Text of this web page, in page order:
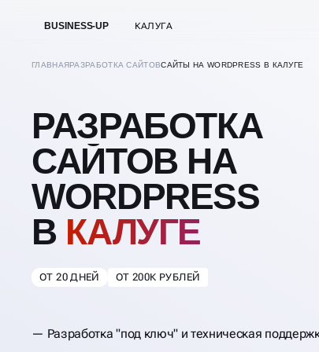
BUSINESS-UP КАЛУГА
ГЛАВНАЯРАЗРАБОТКА САЙТОВСАЙТЫ НА WORDPRESS В КАЛУГЕ
РАЗРАБОТКА
САЙТОВ НА
WORDPRESS
В КАЛУГЕ
ОТ 20 ДНЕЙ ОТ 200К РУБЛЕЙ
Разработка "под ключ" и техническая